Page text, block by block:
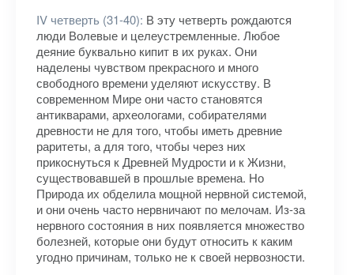
IV четверть (31-40): В эту четверть рождаются
люди Волевые и целеустремленные. Любое
деяние буквально кипит в их руках. Они
наделены чувством прекрасного и много
свободного времени уделяют искусству. В
современном Мире они часто становятся
антикварами, археологами, собирателями
древности не для того, чтобы иметь древние
раритеты, а для того, чтобы через них
прикоснуться к Древней Мудрости и к Жизни,
существовавшей в прошлые времена. Но
Природа их обделила мощной нервной системой,
и они очень часто нервничают по мелочам. Из-за
нервного состояния в них появляется множество
болезней, которые они будут относить к каким
угодно причинам, только не к своей нервозности.